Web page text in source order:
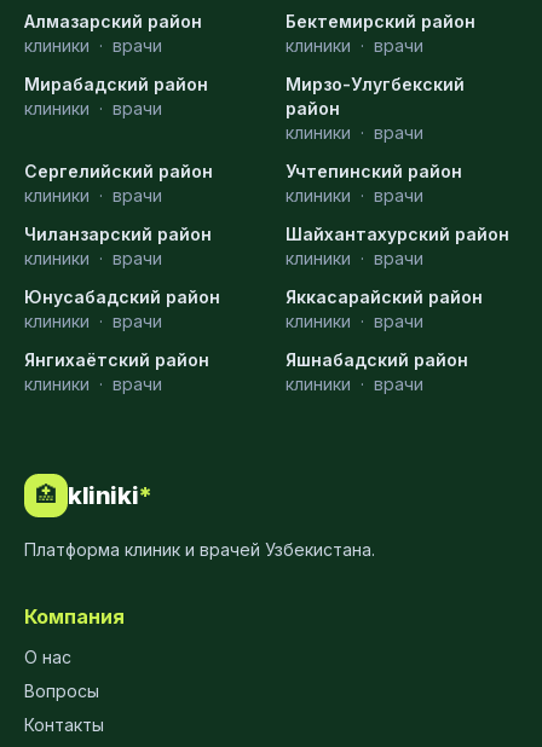
Алмазарский район
клиники · врачи
Бектемирский район
клиники · врачи
Мирабадский район
клиники · врачи
Мирзо-Улугбекский
район
клиники · врачи
Сергелийский район
клиники · врачи
Учтепинский район
клиники · врачи
Чиланзарский район
клиники · врачи
Шайхантахурский район
клиники · врачи
Юнусабадский район
клиники · врачи
Яккасарайский район
клиники · врачи
Янгихаётский район
клиники · врачи
Яшнабадский район
клиники · врачи
🏥 kliniki*
Платформа клиник и врачей Узбекистана.
Компания
О нас
Вопросы
Контакты